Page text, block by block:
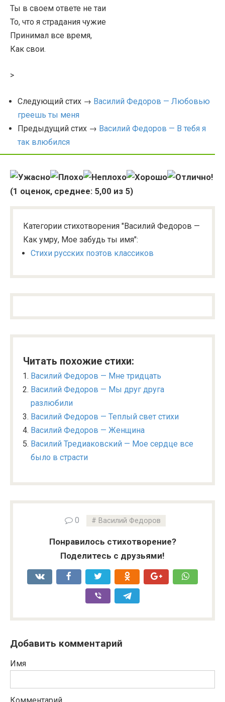
Ты в своем ответе не таи
То, что я страдания чужие
Принимал все время,
Как свои.
>
Следующий стих → Василий Федоров — Любовью
греешь ты меня
Предыдущий стих → Василий Федоров — В тебя я
так влюбился
(1 оценок, среднее: 5,00 из 5)
Категории стихотворения "Василий Федоров —
Как умру, Мое забудь ты имя":
Стихи русских поэтов классиков
Читать похожие стихи:
Василий Федоров — Мне тридцать
Василий Федоров — Мы друг друга
разлюбили
Василий Федоров — Теплый свет стихи
Василий Федоров — Женщина
Василий Тредиаковский — Мое сердце все
было в страсти
0 Василий Федоров
Понравилось стихотворение?
Поделитесь с друзьями!
Добавить комментарий
Имя